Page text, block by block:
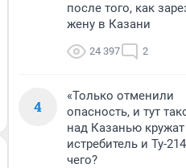
после того, как
жену в Казани
24 397 2
4
«Только отменили
опасность, и тут
над Казанью кружат
истребитель и Ту-
чего?